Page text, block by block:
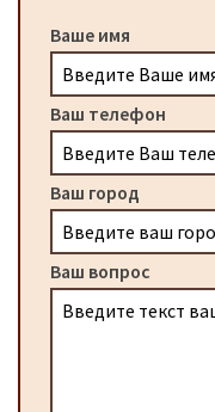
Ваше имя
Ваш телефон
Ваш город
Ваш вопрос